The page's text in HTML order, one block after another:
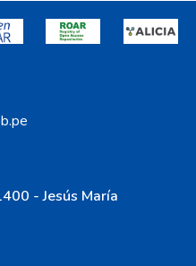
- Jesús María